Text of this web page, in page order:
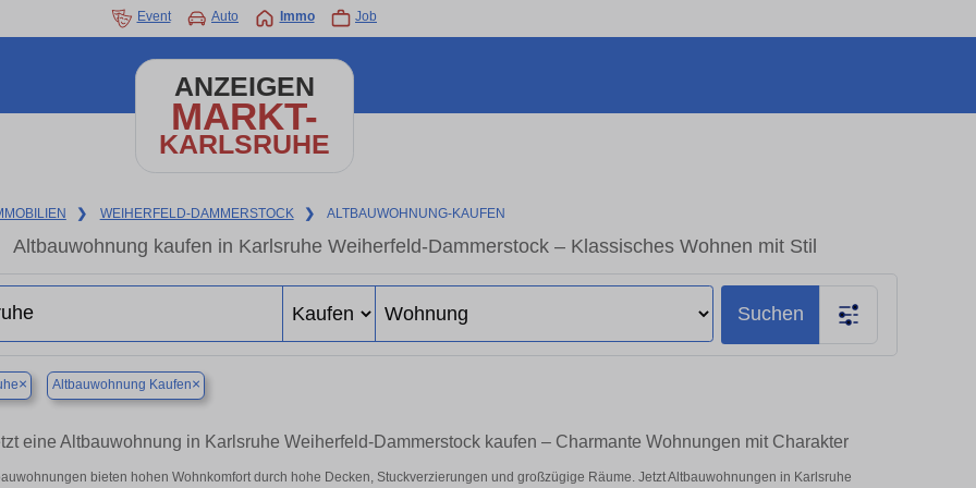
Event Auto Immo Job
ANZEIGEN
MARKT-
KARLSRUHE
❯ WEIHERFELD-DAMMERSTOCK ❯ ALTBAUWOHNUNG-KAUFEN
Altbauwohnung kaufen in Karlsruhe Weiherfeld-Dammerstock – Klassisches Wohnen mit Stil
Suchen
× Altbauwohnung Kaufen×
eine Altbauwohnung in Karlsruhe Weiherfeld-Dammerstock kaufen – Charmante Wohnungen mit Charakter
bieten hohen Wohnkomfort durch hohe Decken, Stuckverzierungen und großzügige Räume. Jetzt Altbauwohnungen in Karlsruhe